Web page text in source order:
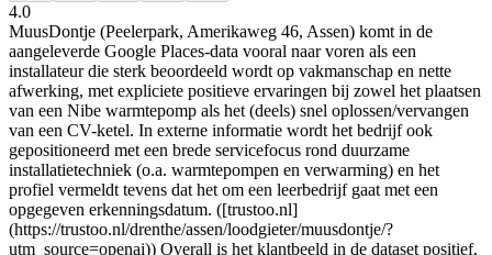
4.0
MuusDontje (Peelerpark, Amerikaweg 46, Assen) komt in de
aangeleverde Google Places-data vooral naar voren als een
installateur die sterk beoordeeld wordt op vakmanschap en nette
afwerking, met expliciete positieve ervaringen bij zowel het plaatsen
van een Nibe warmtepomp als het (deels) snel oplossen/vervangen
van een CV-ketel. In externe informatie wordt het bedrijf ook
gepositioneerd met een brede servicefocus rond duurzame
installatietechniek (o.a. warmtepompen en verwarming) en het
profiel vermeldt tevens dat het om een leerbedrijf gaat met een
opgegeven erkenningsdatum. ([trustoo.nl]
(https://trustoo.nl/drenthe/assen/loodgieter/muusdontje/?
utm_source=openai)) Overall is het klantbeeld in de dataset positief,